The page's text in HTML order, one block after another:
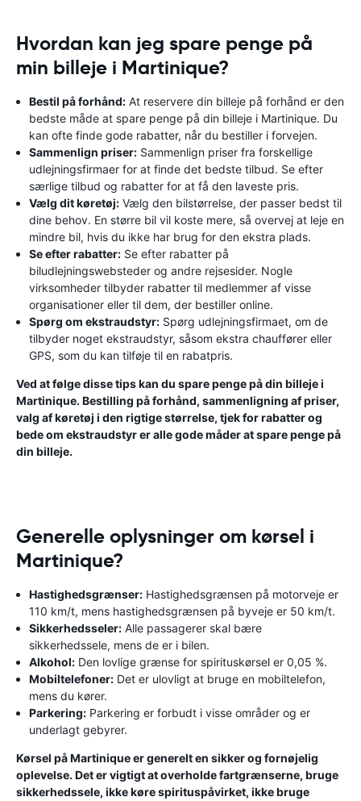
Hvordan kan jeg spare penge på
min billeje i Martinique?
Bestil på forhånd: At reservere din billeje på forhånd er den
bedste måde at spare penge på din billeje i Martinique. Du
kan ofte finde gode rabatter, når du bestiller i forvejen.
Sammenlign priser: Sammenlign priser fra forskellige
udlejningsfirmaer for at finde det bedste tilbud. Se efter
særlige tilbud og rabatter for at få den laveste pris.
Vælg dit køretøj: Vælg den bilstørrelse, der passer bedst til
dine behov. En større bil vil koste mere, så overvej at leje en
mindre bil, hvis du ikke har brug for den ekstra plads.
Se efter rabatter: Se efter rabatter på
biludlejningswebsteder og andre rejsesider. Nogle
virksomheder tilbyder rabatter til medlemmer af visse
organisationer eller til dem, der bestiller online.
Spørg om ekstraudstyr: Spørg udlejningsfirmaet, om de
tilbyder noget ekstraudstyr, såsom ekstra chauffører eller
GPS, som du kan tilføje til en rabatpris.
Ved at følge disse tips kan du spare penge på din billeje i
Martinique. Bestilling på forhånd, sammenligning af priser,
valg af køretøj i den rigtige størrelse, tjek for rabatter og
bede om ekstraudstyr er alle gode måder at spare penge på
din billeje.
Generelle oplysninger om kørsel i
Martinique?
Hastighedsgrænser: Hastighedsgrænsen på motorveje er
110 km/t, mens hastighedsgrænsen på byveje er 50 km/t.
Sikkerhedsseler: Alle passagerer skal bære
sikkerhedssele, mens de er i bilen.
Alkohol: Den lovlige grænse for spirituskørsel er 0,05 %.
Mobiltelefoner: Det er ulovligt at bruge en mobiltelefon,
mens du kører.
Parkering: Parkering er forbudt i visse områder og er
underlagt gebyrer.
Kørsel på Martinique er generelt en sikker og fornøjelig
oplevelse. Det er vigtigt at overholde fartgrænserne, bruge
sikkerhedssele, ikke køre spirituspåvirket, ikke bruge